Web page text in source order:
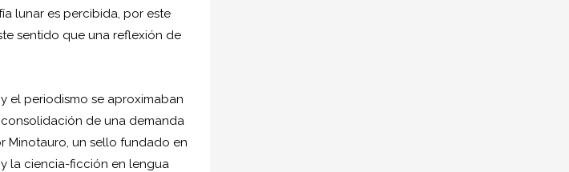
lunar es percibida, por este
sentido que una reflexión de
el periodismo se aproximaban
de una demanda
Minotauro, un sello fundado en
la ciencia-ficción en lengua